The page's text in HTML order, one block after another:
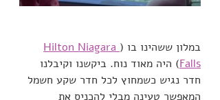
במלון ששהינו בו ( Hilton Niagara
Falls) היה מאוד נוח. ביקשנו וקיבלנו
חדר נגיש כשמחוץ לכל חדר שקע חשמל
המאפשר טעינה מבלי להכניס את